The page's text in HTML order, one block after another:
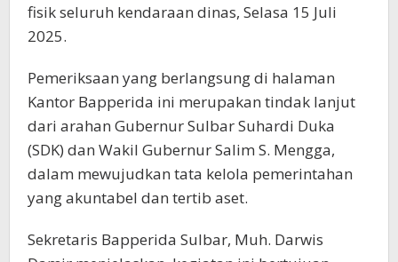
fisik seluruh kendaraan dinas, Selasa 15 Juli
2025.
Pemeriksaan yang berlangsung di halaman
Kantor Bapperida ini merupakan tindak lanjut
dari arahan Gubernur Sulbar Suhardi Duka
(SDK) dan Wakil Gubernur Salim S. Mengga,
dalam mewujudkan tata kelola pemerintahan
yang akuntabel dan tertib aset.
Sekretaris Bapperida Sulbar, Muh. Darwis